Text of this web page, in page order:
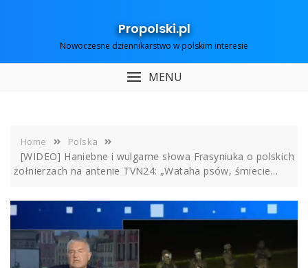
Propolski.pl
Nowoczesne dziennikarstwo w polskim interesie
MENU
Home Polska
[WIDEO] Haniebne i wulgarne słowa Frasyniuka o polskich
żołnierzach na antenie TVN24: „Wataha psów, śmiecie…